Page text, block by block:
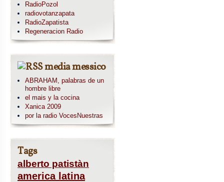
RadioPozol
radiovotanzapata
RadioZapatista
Regeneracion Radio
media messico
ABRAHAM, palabras de un
hombre libre
el mais y la cocina
Xanica 2009
por la radio VocesNuestras
Tags
alberto patistàn
america latina